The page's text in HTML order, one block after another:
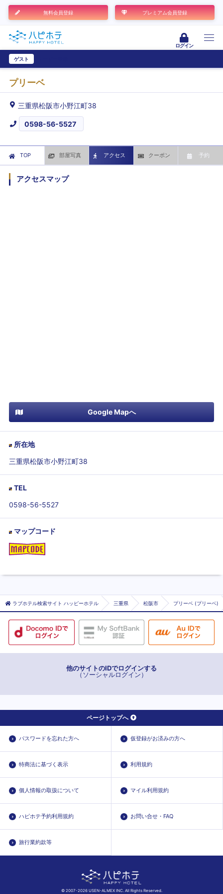
無料会員登録 プレミアム会員登録
ログイン
ゲスト
プリーベ
三重県松阪市小野江町38
0598-56-5527
TOP 部屋写真 アクセス クーポン 予約
アクセスマップ
Google Mapへ
所在地
三重県松阪市小野江町38
TEL
0598-56-5527
マップコード
ラブホテル検索サイト ハッピーホテル 三重県 松阪市 プリーベ (プリーベ)
他のサイトのIDでログインする
（ソーシャルログイン）
ページトップへ
パスワードを忘れた方へ 仮登録がお済みの方へ
特商法に基づく表示 利用規約
個人情報の取扱について マイル利用規約
ハピホテ予約利用規約 お問い合せ・FAQ
旅行業約款等
© 2007-2026 USEN-ALMEX INC. All Rights Reserved.